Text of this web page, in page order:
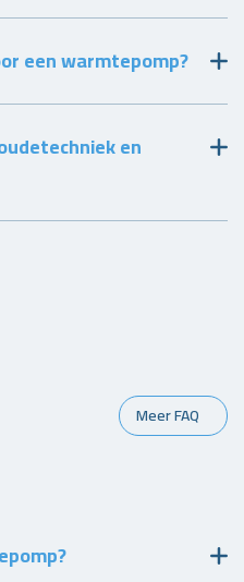
een warmtepomp?
en
Meer FAQ